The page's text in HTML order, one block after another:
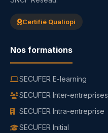
Certifié Qualiopi
Nos formations
SECUFER E-learning
SECUFER Inter-entreprises
SECUFER Intra-entreprise
SECUFER Initial